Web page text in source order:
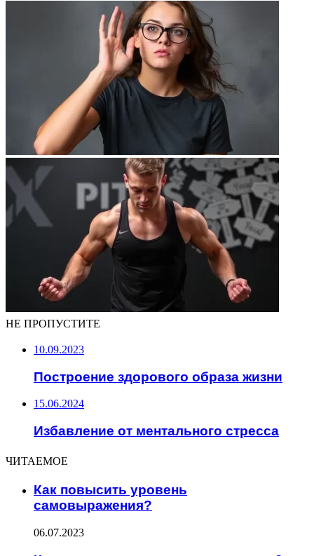
НЕ ПРОПУСТИТЕ
10.09.2023
Построение здорового образа жизни
15.06.2024
Избавление от ментального стресса
ЧИТАЕМОЕ
Как повысить уровень
самовыражения?
06.07.2023